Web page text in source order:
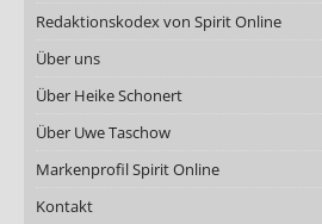
Redaktionskodex von Spirit Online
Über uns
Über Heike Schonert
Über Uwe Taschow
Markenprofil Spirit Online
Kontakt